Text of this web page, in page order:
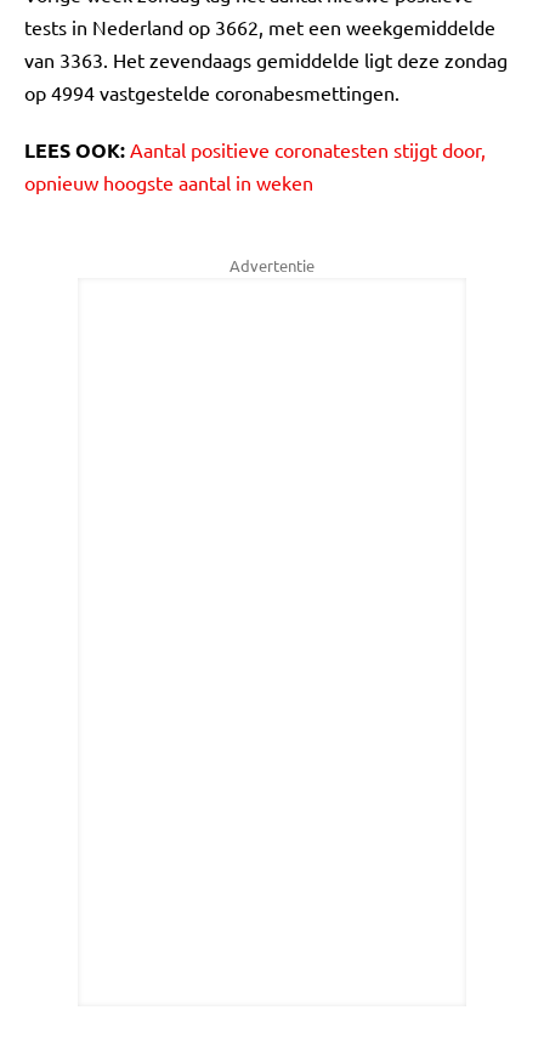
tests in Nederland op 3662, met een weekgemiddelde
van 3363. Het zevendaags gemiddelde ligt deze zondag
op 4994 vastgestelde coronabesmettingen.
LEES OOK: Aantal positieve coronatesten stijgt door,
opnieuw hoogste aantal in weken
Advertentie